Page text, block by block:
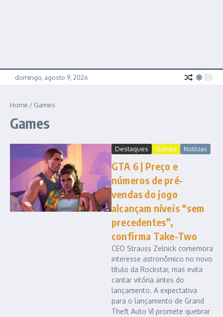
domingo, agosto 9, 2026
Home / Games
Games
Destaques Games Notícias
GTA 6 | Preço e
números de pré-
vendas do jogo
alcançam níveis “sem
precedentes”,
confirma Take-Two
CEO Strauss Zelnick comemora
interesse astronômico no novo
título da Rockstar, mas evita
cantar vitória antes do
lançamento. A expectativa
para o lançamento de Grand
Theft Auto VI promete quebrar